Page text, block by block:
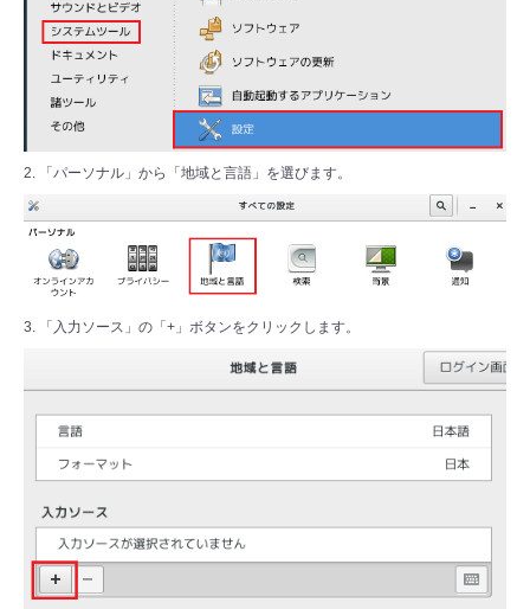
2. 「パーソナル」から「地域と言語」を選びます。
3. 「入力ソース」の「+」ボタンをクリックします。